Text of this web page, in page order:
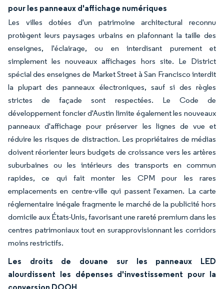
pour les panneaux d'affichage numériques
Les villes dotées d'un patrimoine architectural reconnu
protègent leurs paysages urbains en plafonnant la taille des
enseignes, l'éclairage, ou en interdisant purement et
simplement les nouveaux affichages hors site. Le District
spécial des enseignes de Market Street à San Francisco interdit
la plupart des panneaux électroniques, sauf si des règles
strictes de façade sont respectées. Le Code de
développement foncier d'Austin limite également les nouveaux
panneaux d'affichage pour préserver les lignes de vue et
réduire les risques de distraction. Les propriétaires de médias
doivent réorienter leurs budgets de croissance vers les artères
suburbaines ou les intérieurs des transports en commun
rapides, ce qui fait monter les CPM pour les rares
emplacements en centre-ville qui passent l'examen. La carte
réglementaire inégale fragmente le marché de la publicité hors
domicile aux États-Unis, favorisant une rareté premium dans les
centres patrimoniaux tout en surapprovisionnant les corridors
moins restrictifs.
Les droits de douane sur les panneaux LED
alourdissent les dépenses d'investissement pour la
conversion DOOH